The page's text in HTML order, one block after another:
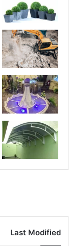
Last Modified